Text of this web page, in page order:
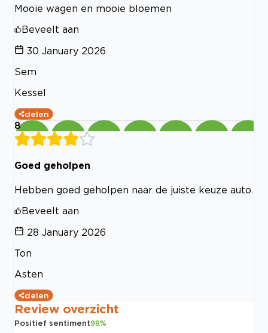
Mooie wagen en mooie bloemen
Beveelt aan
30 January 2026
Sem
Kessel
delen
8
Goed geholpen
Hebben goed geholpen naar de juiste keuze auto.
Beveelt aan
28 January 2026
Ton
Asten
delen
Review overzicht
Positief sentiment98%